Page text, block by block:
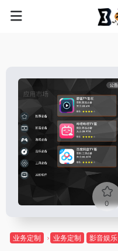
0
业务定制 业务定制 影音娱乐